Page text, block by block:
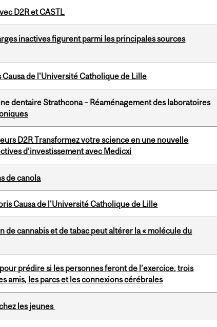
D2R et CASTL
inactives figurent parmi les principales sources
de l'Université Catholique de Lille
dentaire Strathcona – Réaménagement des laboratoires
D2R Transformez votre science en une nouvelle
d’investissement avec Medicxi
de canola
Causa de l'Université Catholique de Lille
de cannabis et de tabac peut altérer la « molécule du
prédire si les personnes feront de l’exercice, trois
amis, les parcs et les connexions cérébrales
les jeunes